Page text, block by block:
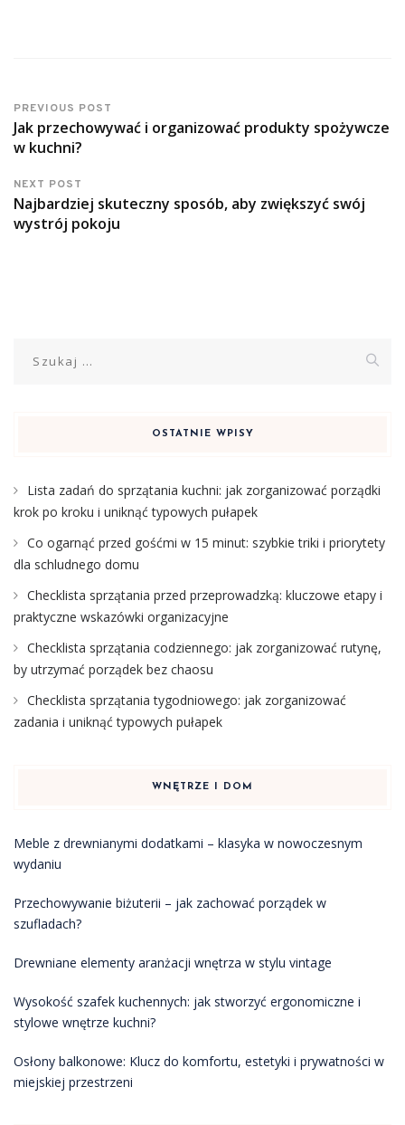
PREVIOUS POST
Jak przechowywać i organizować produkty spożywcze
w kuchni?
NEXT POST
Najbardziej skuteczny sposób, aby zwiększyć swój
wystrój pokoju
OSTATNIE WPISY
Lista zadań do sprzątania kuchni: jak zorganizować porządki
krok po kroku i uniknąć typowych pułapek
Co ogarnąć przed gośćmi w 15 minut: szybkie triki i priorytety
dla schludnego domu
Checklista sprzątania przed przeprowadzką: kluczowe etapy i
praktyczne wskazówki organizacyjne
Checklista sprzątania codziennego: jak zorganizować rutynę,
by utrzymać porządek bez chaosu
Checklista sprzątania tygodniowego: jak zorganizować
zadania i uniknąć typowych pułapek
WNĘTRZE I DOM
Meble z drewnianymi dodatkami – klasyka w nowoczesnym
wydaniu
Przechowywanie biżuterii – jak zachować porządek w
szufladach?
Drewniane elementy aranżacji wnętrza w stylu vintage
Wysokość szafek kuchennych: jak stworzyć ergonomiczne i
stylowe wnętrze kuchni?
Osłony balkonowe: Klucz do komfortu, estetyki i prywatności w
miejskiej przestrzeni